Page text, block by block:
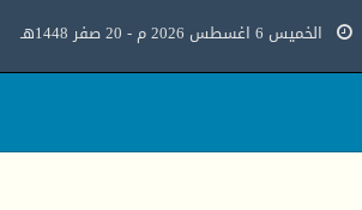
الخميس 6 اغسطس 2026 م - 20 صفر 1448هـ